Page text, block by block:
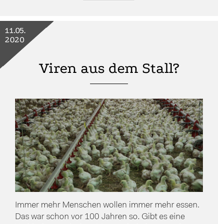
Viren aus dem Stall?
11.05.
2020
Immer mehr Menschen wollen immer mehr essen.
Das war schon vor 100 Jahren so. Gibt es eine